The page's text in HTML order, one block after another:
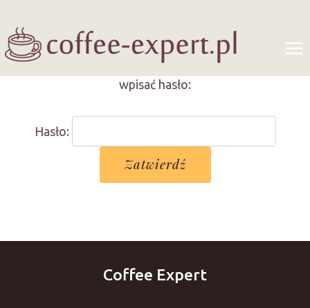
treści
Treść jest chroniona hasłem. Aby ją zobaczyć, proszę
wpisać hasło:
Hasło:
Coffee Expert